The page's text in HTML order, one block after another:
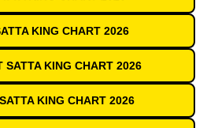
KING CHART 2026
SATTA KING CHART 2026
KING CHART 2026